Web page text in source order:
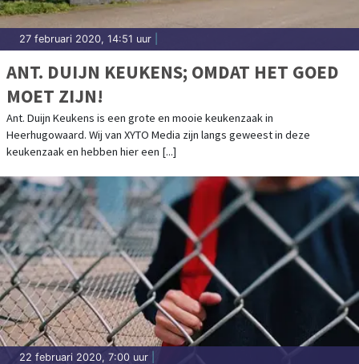
27 februari 2020, 14:51 uur
ANT. DUIJN KEUKENS; OMDAT HET GOED
MOET ZIJN!
Ant. Duijn Keukens is een grote en mooie keukenzaak in
Heerhugowaard. Wij van XYTO Media zijn langs geweest in deze
keukenzaak en hebben hier een [...]
22 februari 2020, 7:00 uur